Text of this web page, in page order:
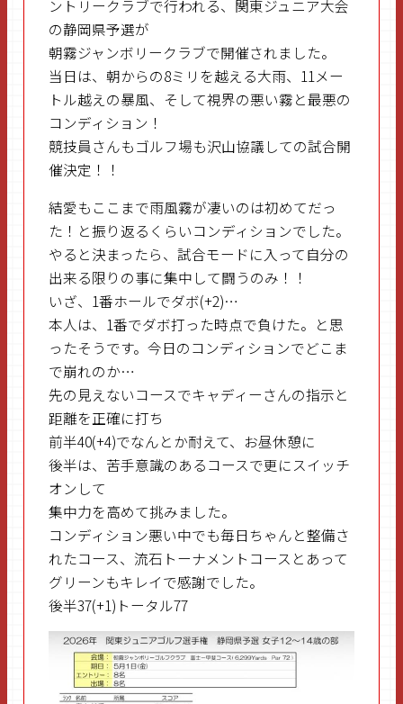
ントリークラブで行われる、関東ジュニア大会
の静岡県予選が
朝霧ジャンボリークラブで開催されました。
当日は、朝からの8ミリを越える大雨、11メー
トル越えの暴風、そして視界の悪い霧と最悪の
コンディション！
競技員さんもゴルフ場も沢山協議しての試合開
催決定！！
結愛もここまで雨風霧が凄いのは初めてだっ
た！と振り返るくらいコンディションでした。
やると決まったら、試合モードに入って自分の
出来る限りの事に集中して闘うのみ！！
いざ、1番ホールでダボ(+2)…
本人は、1番でダボ打った時点で負けた。と思
ったそうです。今日のコンディションでどこま
で崩れのか…
先の見えないコースでキャディーさんの指示と
距離を正確に打ち
前半40(+4)でなんとか耐えて、お昼休憩に
後半は、苦手意識のあるコースで更にスイッチ
オンして
集中力を高めて挑みました。
コンディション悪い中でも毎日ちゃんと整備さ
れたコース、流石トーナメントコースとあって
グリーンもキレイで感謝でした。
後半37(+1)トータル77